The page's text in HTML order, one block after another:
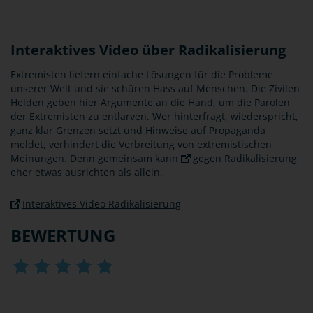
Interaktives Video über Radikalisierung
Extremisten liefern einfache Lösungen für die Probleme
unserer Welt und sie schüren Hass auf Menschen. Die Zivilen
Helden geben hier Argumente an die Hand, um die Parolen
der Extremisten zu entlarven. Wer hinterfragt, wiederspricht,
ganz klar Grenzen setzt und Hinweise auf Propaganda
meldet, verhindert die Verbreitung von extremistischen
Meinungen. Denn gemeinsam kann
gegen Radikalisierung
eher etwas ausrichten als allein.
Interaktives Video Radikalisierung
BEWERTUNG